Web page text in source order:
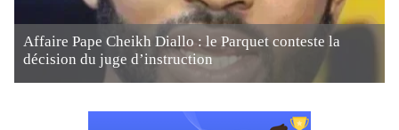
Affaire Pape Cheikh Diallo : le Parquet conteste la
décision du juge d’instruction